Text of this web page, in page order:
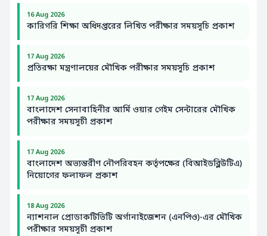
16 Aug 2026
কারিগরি শিক্ষা অধিদপ্তরের লিখিত পরীক্ষার সময়সূচি প্রকাশ
17 Aug 2026
প্রতিরক্ষা মন্ত্রণালয়ের মৌখিক পরীক্ষার সময়সূচি প্রকাশ
17 Aug 2026
বাংলাদেশ সেনাবাহিনীর আর্মি ওয়ার গেইম সেন্টারের মৌখিক
পরীক্ষার সময়সূচী প্রকাশ
17 Aug 2026
বাংলাদেশ অভ্যন্তরীণ নৌপরিবহন কর্তৃপক্ষের (বিআইডব্লিউটিএ)
নিয়োগের ফলাফল প্রকাশ
18 Aug 2026
ন্যাশনাল প্রোডাকটিভিটি অর্গানাইজেশন (এনপিও)-এর মৌখিক
পরীক্ষার সময়সূচী প্রকাশ